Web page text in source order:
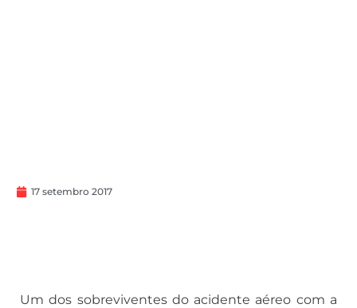
17 setembro 2017
Um dos sobreviventes do acidente aéreo com a